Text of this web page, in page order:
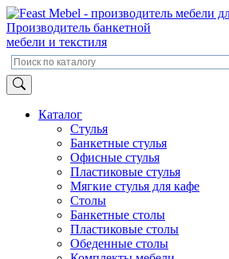
Производитель банкетной
мебели и текстиля
Каталог
Стулья
Банкетные стулья
Офисные стулья
Пластиковые стулья
Мягкие стулья для кафе
Столы
Банкетные столы
Пластиковые столы
Обеденные столы